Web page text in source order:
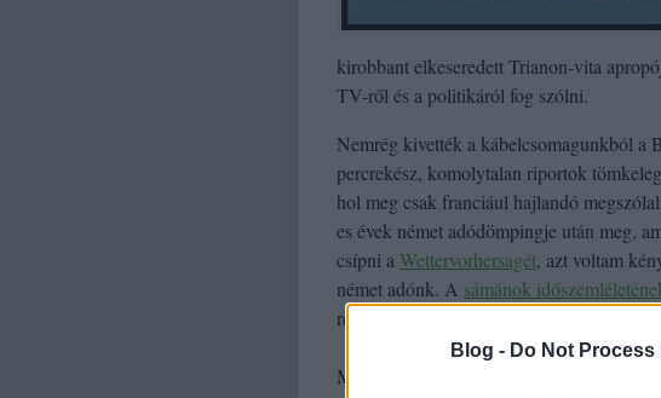
Blog - Do Not
kirobbant elkeseredett Trianon-vita
TV-ről és a politikáról fog szólni.
Nemrég kivették a kábelcsomagunkból
percrekész, komolytalan riportok
hol meg csak franciául hajlandó
es évek német adódömpingje után meg,
csípni a Wettervorhersagét, azt voltam
német adónk. A sámánok
rendszeresen műsoron vannak, csak
Mégis szoktam néha látni